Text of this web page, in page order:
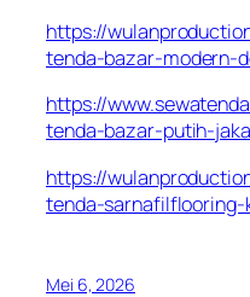
https://
tenda-bazar-modern-
https://
tenda-bazar-putih-
https://
tenda-
Mei 6, 2026